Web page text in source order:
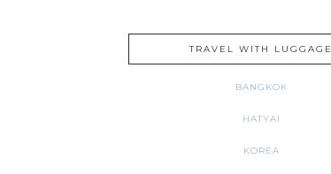
TRAVEL WITH LUGGAGE
BANGKOK
HATYAI
KOREA